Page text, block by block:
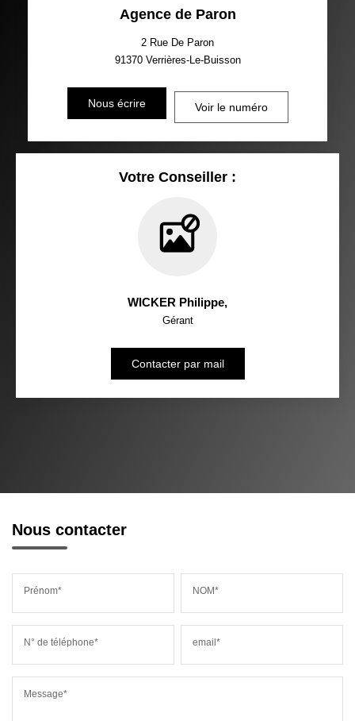
Agence de Paron
2 Rue De Paron
91370 Verrières-Le-Buisson
Nous écrire Voir le numéro
Votre Conseiller :
WICKER Philippe,
Gérant
Contacter par mail
Nous contacter
Prénom* NOM*
N° de téléphone* email*
Message*